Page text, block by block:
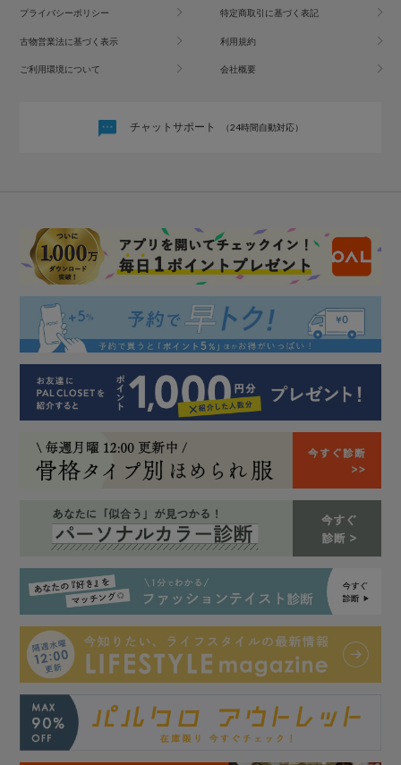
プライバシーポリシー 特定商取引に基づく表記
古物営業法に基づく表示 利用規約
ご利用環境について 会社概要
チャットサポート （24時間自動対応）